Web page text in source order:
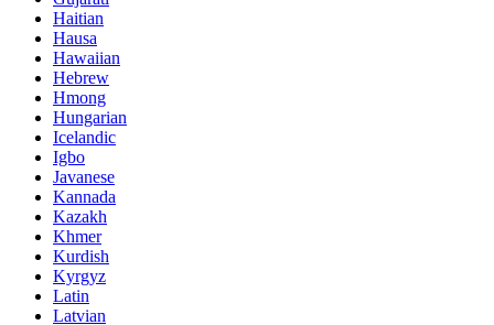
Haitian
Hausa
Hawaiian
Hebrew
Hmong
Hungarian
Icelandic
Igbo
Javanese
Kannada
Kazakh
Khmer
Kurdish
Kyrgyz
Latin
Latvian